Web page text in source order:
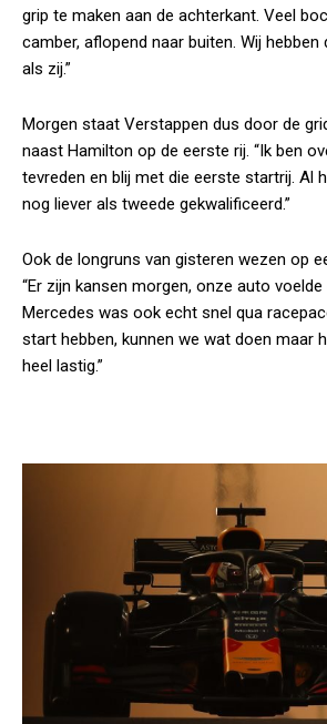
grip te maken aan de achterkant. Veel
camber, aflopend naar buiten. Wij hebben
als zij.”
Morgen staat Verstappen dus door de
naast Hamilton op de eerste rij. “Ik ben
tevreden en blij met die eerste startrij. Al
nog liever als tweede gekwalificeerd.”
Ook de longruns van gisteren wezen op
“Er zijn kansen morgen, onze auto
Mercedes was ook echt snel qua
start hebben, kunnen we wat doen maar
heel lastig.”